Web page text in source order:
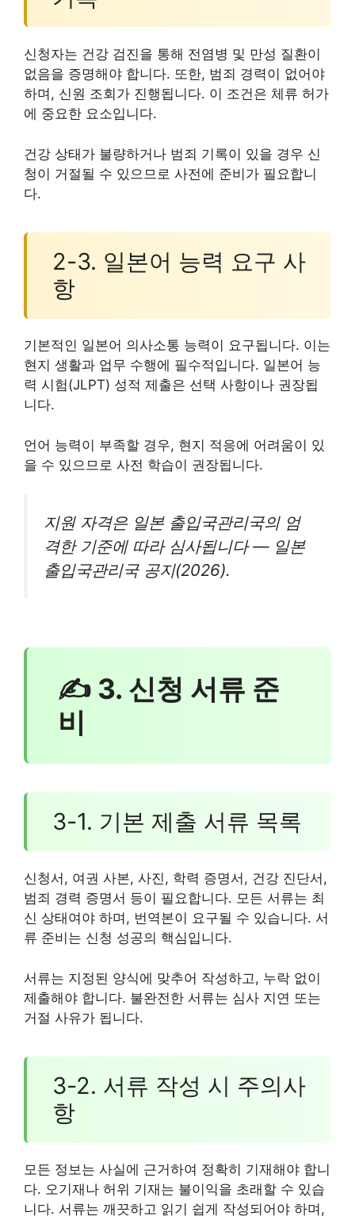
신청자는 건강 검진을 통해 전염병 및 만성 질환이
없음을 증명해야 합니다. 또한, 범죄 경력이 없어야
하며, 신원 조회가 진행됩니다. 이 조건은 체류 허가
에 중요한 요소입니다.
건강 상태가 불량하거나 범죄 기록이 있을 경우 신
청이 거절될 수 있으므로 사전에 준비가 필요합니
다.
2-3. 일본어 능력 요구 사
항
기본적인 일본어 의사소통 능력이 요구됩니다. 이는
현지 생활과 업무 수행에 필수적입니다. 일본어 능
력 시험(JLPT) 성적 제출은 선택 사항이나 권장됩
니다.
언어 능력이 부족할 경우, 현지 적응에 어려움이 있
을 수 있으므로 사전 학습이 권장됩니다.
지원 자격은 일본 출입국관리국의 엄
격한 기준에 따라 심사됩니다 — 일본
출입국관리국 공지(2026).
✍ 3. 신청 서류 준
비
3-1. 기본 제출 서류 목록
신청서, 여권 사본, 사진, 학력 증명서, 건강 진단서,
범죄 경력 증명서 등이 필요합니다. 모든 서류는 최
신 상태여야 하며, 번역본이 요구될 수 있습니다. 서
류 준비는 신청 성공의 핵심입니다.
서류는 지정된 양식에 맞추어 작성하고, 누락 없이
제출해야 합니다. 불완전한 서류는 심사 지연 또는
거절 사유가 됩니다.
3-2. 서류 작성 시 주의사
항
모든 정보는 사실에 근거하여 정확히 기재해야 합니
다. 오기재나 허위 기재는 불이익을 초래할 수 있습
니다. 서류는 깨끗하고 읽기 쉽게 작성되어야 하며,